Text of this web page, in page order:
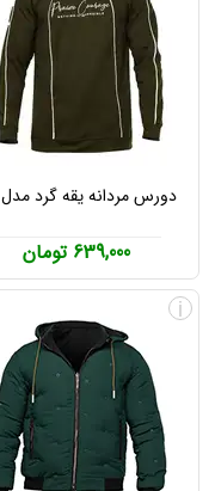
دورس مردانه یقه گرد مدل PC
639,000 تومان
i